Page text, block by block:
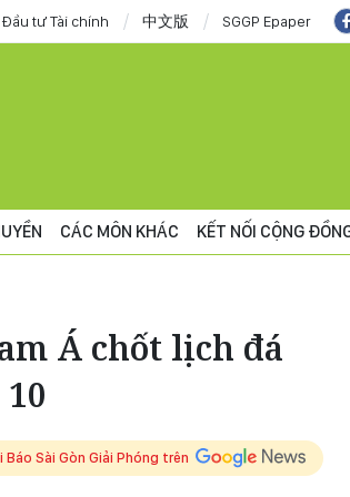
Đầu tư Tài chính 中文版 SGGP Epaper
CÁC MÔN KHÁC KẾT NỐI CỘNG
Á chốt lịch đá
Báo Sài Gòn Giải Phóng trên